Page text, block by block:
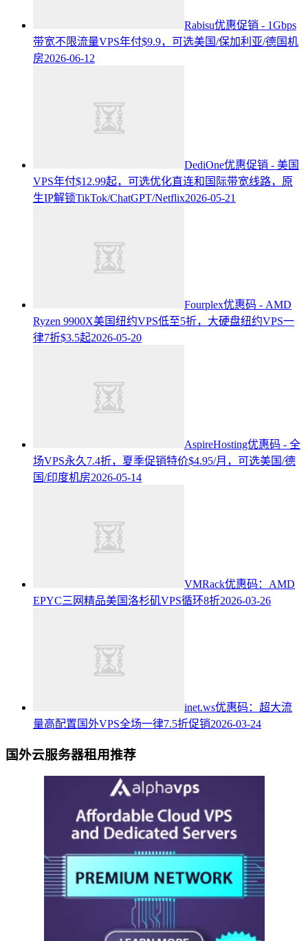
Rabisu优惠促销 - 1Gbps
带宽不限流量VPS年付$9.9，可选美国/保加利亚/德国机
房2026-06-12
DediOne优惠促销 - 美国
VPS年付$12.99起，可选优化直连和国际带宽线路，原
生IP解锁TikTok/ChatGPT/Netflix2026-05-21
Fourplex优惠码 - AMD
Ryzen 9900X美国纽约VPS低至5折，大硬盘纽约VPS一
律7折$3.5起2026-05-20
AspireHosting优惠码 - 全
场VPS永久7.4折，夏季促销特价$4.95/月，可选美国/德
国/印度机房2026-05-14
VMRack优惠码：AMD
EPYC三网精品美国洛杉矶VPS循环8折2026-03-26
inet.ws优惠码：超大流
量高配置国外VPS全场一律7.5折促销2026-03-24
国外云服务器租用推荐